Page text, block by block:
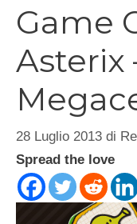
Game
Asterix
28 Luglio 2013 di
Spread the love